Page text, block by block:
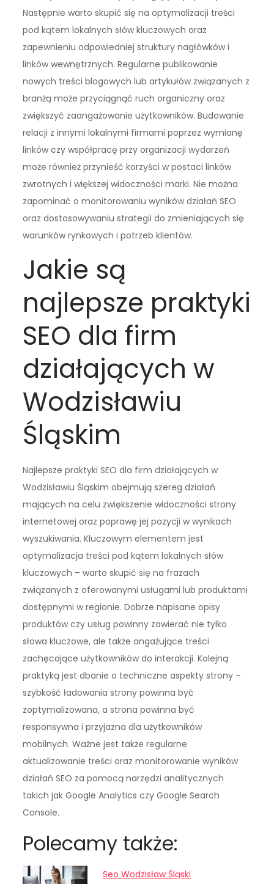
Następnie warto skupić się na optymalizacji treści
pod kątem lokalnych słów kluczowych oraz
zapewnieniu odpowiedniej struktury nagłówków i
linków wewnętrznych. Regularne publikowanie
nowych treści blogowych lub artykułów związanych z
branżą może przyciągnąć ruch organiczny oraz
zwiększyć zaangażowanie użytkowników. Budowanie
relacji z innymi lokalnymi firmami poprzez wymianę
linków czy współpracę przy organizacji wydarzeń
może również przynieść korzyści w postaci linków
zwrotnych i większej widoczności marki. Nie można
zapominać o monitorowaniu wyników działań SEO
oraz dostosowywaniu strategii do zmieniających się
warunków rynkowych i potrzeb klientów.
Jakie są
najlepsze praktyki
SEO dla firm
działających w
Wodzisławiu
Śląskim
Najlepsze praktyki SEO dla firm działających w
Wodzisławiu Śląskim obejmują szereg działań
mających na celu zwiększenie widoczności strony
internetowej oraz poprawę jej pozycji w wynikach
wyszukiwania. Kluczowym elementem jest
optymalizacja treści pod kątem lokalnych słów
kluczowych – warto skupić się na frazach
związanych z oferowanymi usługami lub produktami
dostępnymi w regionie. Dobrze napisane opisy
produktów czy usług powinny zawierać nie tylko
słowa kluczowe, ale także angażujące treści
zachęcające użytkowników do interakcji. Kolejną
praktyką jest dbanie o techniczne aspekty strony –
szybkość ładowania strony powinna być
zoptymalizowana, a strona powinna być
responsywna i przyjazna dla użytkowników
mobilnych. Ważne jest także regularne
aktualizowanie treści oraz monitorowanie wyników
działań SEO za pomocą narzędzi analitycznych
takich jak Google Analytics czy Google Search
Console.
Polecamy także:
Seo Wodzisław Śląski